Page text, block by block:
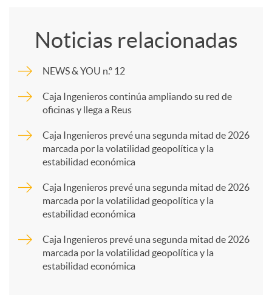
m
p
a
Noticias relacionadas
NEWS & YOU n.º 12
Caja Ingenieros continúa ampliando su red de
oficinas y llega a Reus
Caja Ingenieros prevé una segunda mitad de 2026
marcada por la volatilidad geopolítica y la
estabilidad económica
Caja Ingenieros prevé una segunda mitad de 2026
marcada por la volatilidad geopolítica y la
estabilidad económica
Caja Ingenieros prevé una segunda mitad de 2026
marcada por la volatilidad geopolítica y la
estabilidad económica